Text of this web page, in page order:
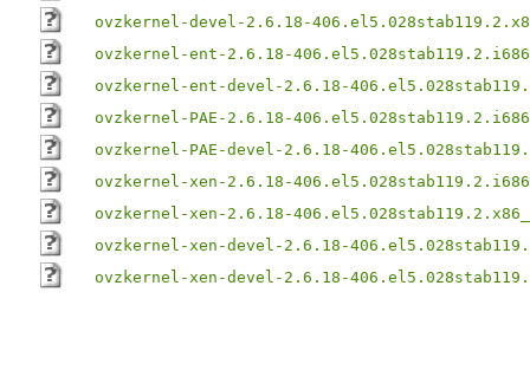
ovzkernel-devel-2.6.18-
ovzkernel-ent-2.6.18-
ovzkernel-ent-devel-2.6.18-
ovzkernel-PAE-2.6.18-
ovzkernel-PAE-devel-2.6.18-
ovzkernel-xen-2.6.18-
ovzkernel-xen-2.6.18-
ovzkernel-xen-devel-2.6.18-
ovzkernel-xen-devel-2.6.18-